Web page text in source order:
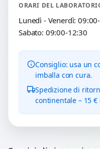
ORARI DEL
Lunedì - Venerdì:
Sabato: 09:00-12:30
Consiglio: usa un
imballa con cura.
Spedizione di
continentale – 15 €